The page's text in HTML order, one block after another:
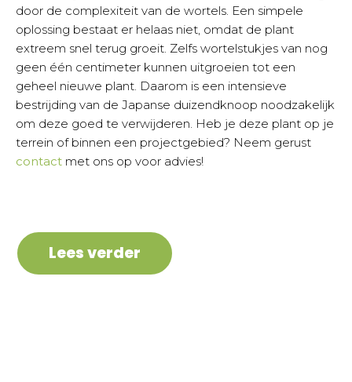
door de complexiteit van de wortels. Een simpele
oplossing bestaat er helaas niet, omdat de plant
extreem snel terug groeit. Zelfs wortelstukjes van nog
geen één centimeter kunnen uitgroeien tot een
geheel nieuwe plant. Daarom is een intensieve
bestrijding van de Japanse duizendknoop noodzakelijk
om deze goed te verwijderen. Heb je deze plant op je
terrein of binnen een projectgebied? Neem gerust
contact met ons op voor advies!
Lees verder